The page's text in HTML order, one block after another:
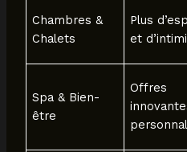
Chambres &
Chalets
Plus
et
Spa & Bien-
être
Offres